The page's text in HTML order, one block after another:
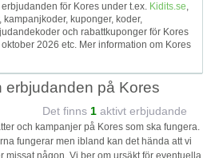
för Kores under t.ex. Kidits.se,
kuponger, koder,
och rabattkuponger för Kores
2026 etc. Mer information om Kores
erbjudanden på Kores
Det finns 1 aktivt erbjudande
och kampanjer på Kores som ska fungera.
fungerar men ibland kan det hända att vi
missat någon. Vi ber om ursäkt för eventuella